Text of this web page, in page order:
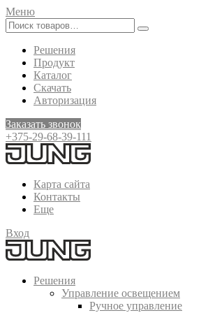
Меню
Решения
Продукт
Каталог
Скачать
Авторизация
Заказать звонок
+375-29-68-39-111
Карта сайта
Контакты
Еще
Вход
Решения
Управление освещением
Ручное управление